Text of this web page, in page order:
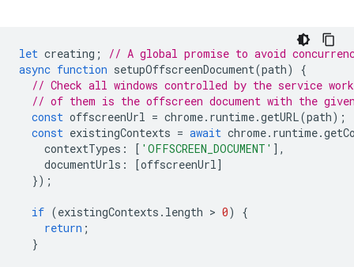
let creating ;
// A global promise to avoid
async function setupOffscreenDocument(path)
{
// Check all windows controlled by the service
// of them is the offscreen document with the
const offscreenUrl = chrome. runtime.getURL(path);
const existingContexts = await chrome. runtime.
contextTypes : [ 'OFFSCREEN_DOCUMENT' ],
documentUrls : [offscreenUrl]
});
if (existingContexts . length > 0)
{
return ;
}